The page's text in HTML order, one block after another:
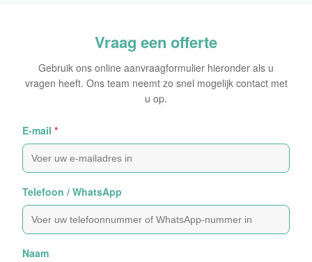
Vraag een offerte
Gebruik ons online aanvraagformulier hieronder als u
vragen heeft. Ons team neemt zo snel mogelijk contact met
u op.
E-mail *
Telefoon / WhatsApp
Naam